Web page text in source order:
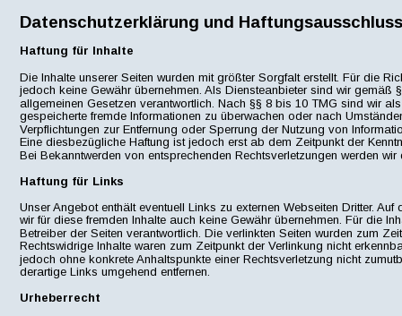
Datenschutzerklärung und
Haftung für Inhalte
Die Inhalte unserer Seiten wurden mit größter Sorgfalt erstellt. Für die
jedoch keine Gewähr übernehmen. Als Diensteanbieter sind wir
allgemeinen Gesetzen verantwortlich. Nach §§ 8 bis 10 TMG sind wir
gespeicherte fremde Informationen zu überwachen oder nach
Verpflichtungen zur Entfernung oder Sperrung der Nutzung von
Eine diesbezügliche Haftung ist jedoch erst ab dem Zeitpunkt der
Bei Bekanntwerden von entsprechenden Rechtsverletzungen werden wir
Haftung für Links
Unser Angebot enthält eventuell Links zu externen Webseiten Dritter.
wir für diese fremden Inhalte auch keine Gewähr übernehmen. Für die
Betreiber der Seiten verantwortlich. Die verlinkten Seiten wurden zum
Rechtswidrige Inhalte waren zum Zeitpunkt der Verlinkung nicht
jedoch ohne konkrete Anhaltspunkte einer Rechtsverletzung nicht
derartige Links umgehend entfernen.
Urheberrecht